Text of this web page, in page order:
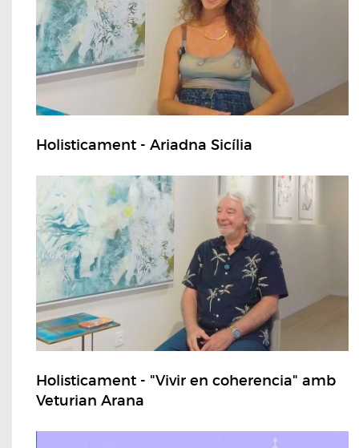
Holisticament - Ariadna Sicília
Holisticament - "Vivir en coherencia" amb
Veturian Arana